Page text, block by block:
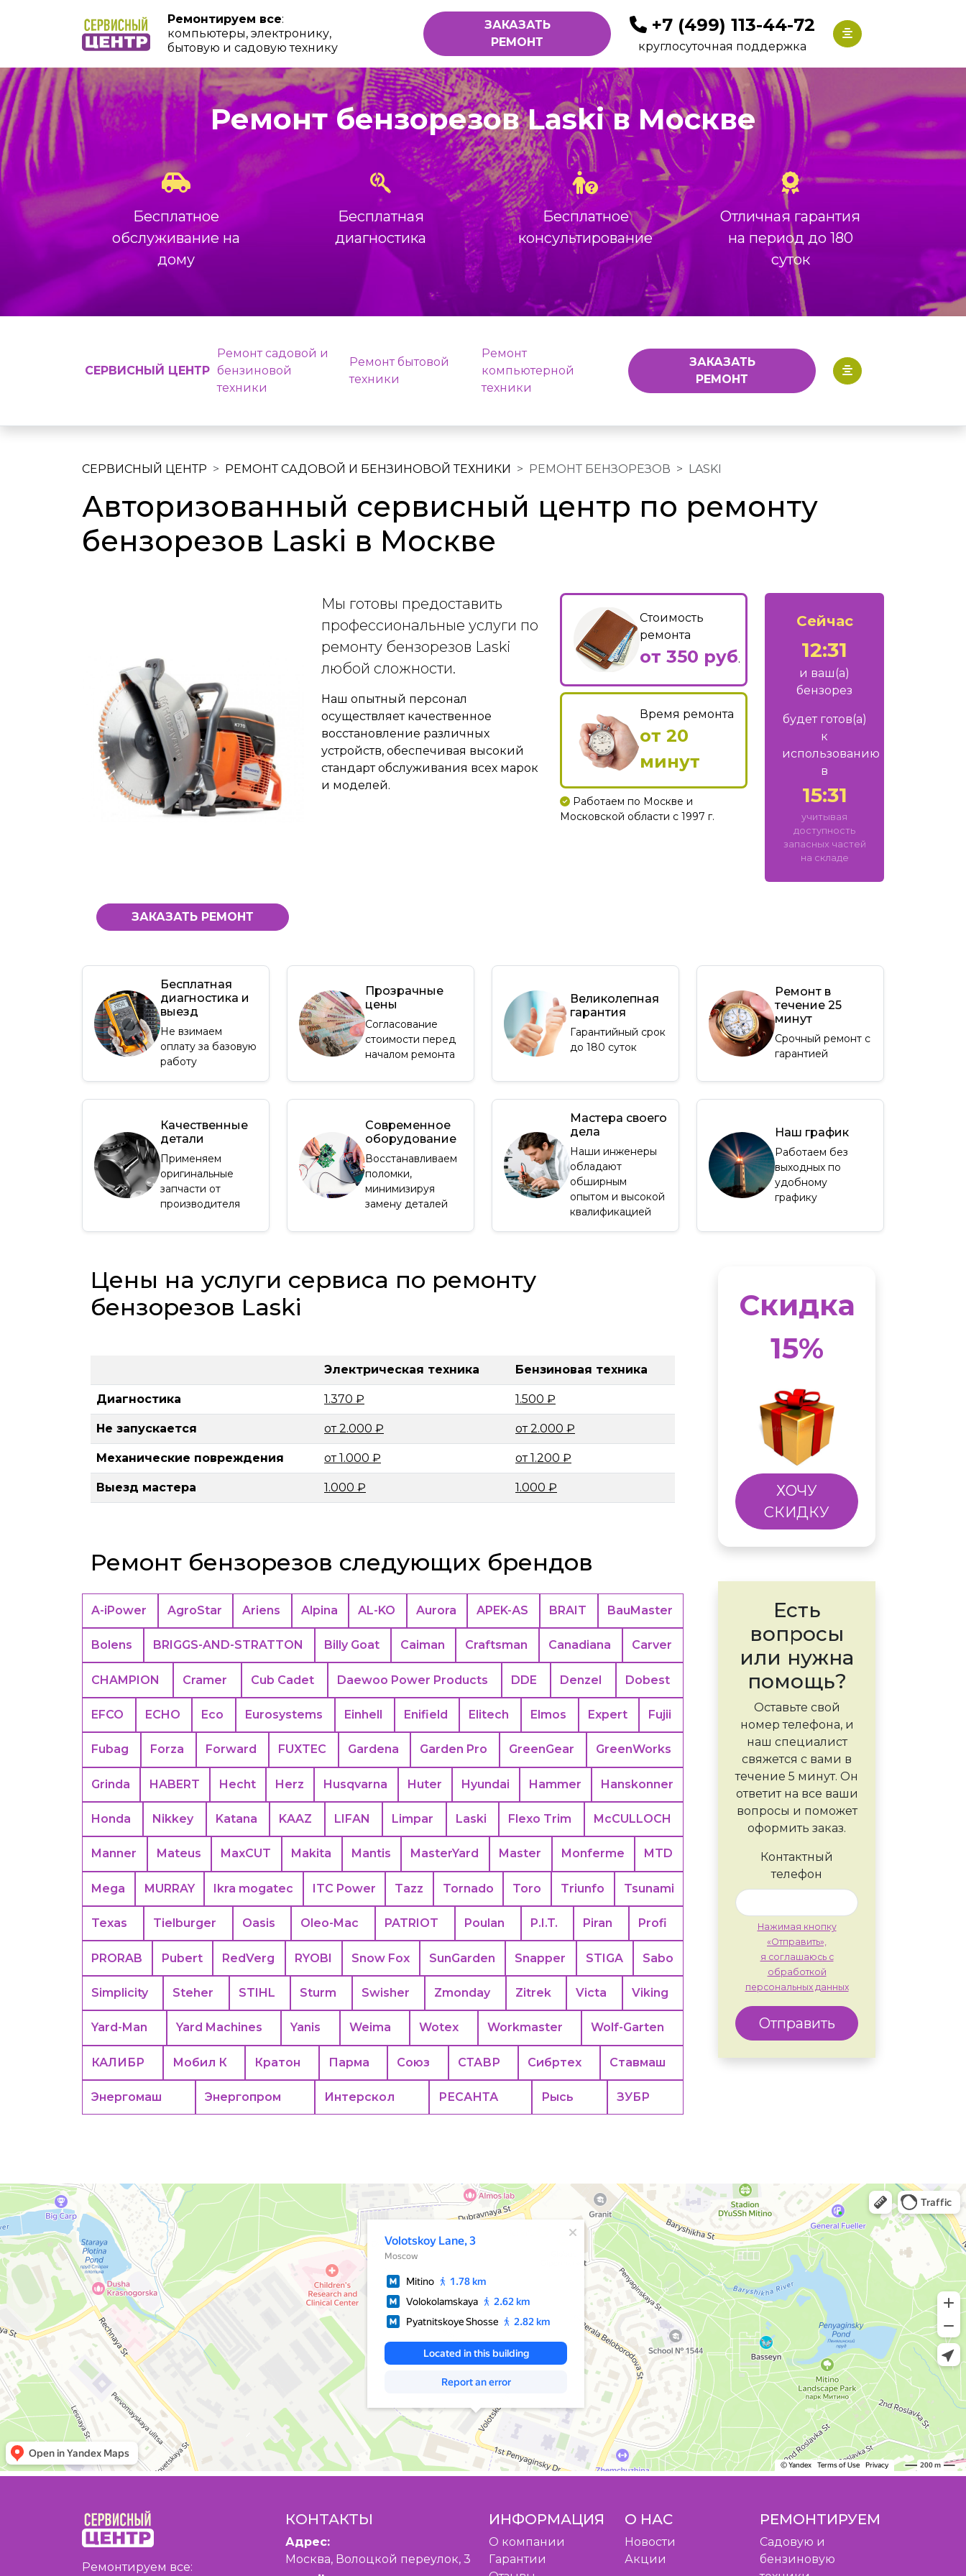
Ремонтируем все:
компьютеры, электронику,
бытовую и садовую технику
ЗАКАЗАТЬ
РЕМОНТ
+7 (499) 113-44-72
круглосуточная поддержка
Ремонт бензорезов Laski в Москве
Бесплатное
обслуживание на
дому
Бесплатная
диагностика
Бесплатное
консультирование
Отличная гарантия
на период до 180
суток
СЕРВИСНЫЙ ЦЕНТР
Ремонт садовой и
бензиновой
техники
Ремонт бытовой
техники
Ремонт
компьютерной
техники
ЗАКАЗАТЬ
РЕМОНТ
СЕРВИСНЫЙ ЦЕНТР РЕМОНТ САДОВОЙ И БЕНЗИНОВОЙ ТЕХНИКИ РЕМОНТ БЕНЗОРЕЗОВ LASKI
Авторизованный сервисный центр по ремонту
бензорезов Laski в Москве
ЗАКАЗАТЬ РЕМОНТ
Мы готовы предоставить
профессиональные услуги по
ремонту бензорезов Laski
любой сложности.
Наш опытный персонал
осуществляет качественное
восстановление различных
устройств, обеспечивая высокий
стандарт обслуживания всех марок
и моделей.
Стоимость
ремонта
от 350 руб.
Время ремонта
от 20
минут
Работаем по Москве и
Московской области с 1997 г.
Сейчас
12:31
и ваш(а)
бензорез
будет готов(а)
к
использованию
в
15:31
учитывая
доступность
запасных частей
на складе
Бесплатная
диагностика и
выезд
Не взимаем
оплату за базовую
работу
Прозрачные
цены
Согласование
стоимости перед
началом ремонта
Великолепная
гарантия
Гарантийный срок
до 180 суток
Ремонт в
течение 25
минут
Срочный ремонт с
гарантией
Качественные
детали
Применяем
оригинальные
запчасти от
производителя
Современное
оборудование
Восстанавливаем
поломки,
минимизируя
замену деталей
Мастера своего
дела
Наши инженеры
обладают
обширным
опытом и высокой
квалификацией
Наш график
Работаем без
выходных по
удобному
графику
Цены на услуги сервиса по ремонту
бензорезов Laski
Электрическая техника Бензиновая техника
Диагностика 1.370 ₽ 1.500 ₽
Не запускается от 2.000 ₽ от 2.000 ₽
Механические повреждения от 1.000 ₽ от 1.200 ₽
Выезд мастера 1.000 ₽ 1.000 ₽
Ремонт бензорезов следующих брендов
A-iPower AgroStar Ariens Alpina AL-KO Aurora APEK-АS BRAIT BauMaster
Bolens BRIGGS-AND-STRATTON Billy Goat Caiman Craftsman Canadiana Carver
CHAMPION Cramer Cub Cadet Daewoo Power Products DDE Denzel Dobest
EFCO ECHO Eco Eurosystems Einhell Enifield Elitech Elmos Expert Fujii
Fubag Forza Forward FUXTEC Gardena Garden Pro GreenGear GreenWorks
Grinda HABERT Hecht Herz Husqvarna Huter Hyundai Hammer Hanskonner
Honda Nikkey Katana KAAZ LIFAN Limpar Laski Flexo Trim McCULLOCH
Manner Mateus MaxCUT Makita Mantis MasterYard Master Monferme MTD
Mega MURRAY Ikra mogatec ITC Power Tazz Tornado Toro Triunfo Tsunami
Texas Tielburger Oasis Oleo-Mac PATRIOT Poulan P.I.T. Piran Profi
PRORAB Pubert RedVerg RYOBI Snow Fox SunGarden Snapper STIGA Sabo
Simplicity Steher STIHL Sturm Swisher Zmonday Zitrek Victa Viking
Yard-Man Yard Machines Yanis Weima Wotex Workmaster Wolf-Garten
КАЛИБР Мобил К Кратон Парма Союз СТАВР Сибртех Ставмаш
Энергомаш Энергопром Интерскол РЕСАНТА Рысь ЗУБР
Скидка
15%
ХОЧУ
СКИДКУ
Есть
вопросы
или нужна
помощь?
Оставьте свой
номер телефона, и
наш специалист
свяжется с вами в
течение 5 минут. Он
ответит на все ваши
вопросы и поможет
оформить заказ.
Контактный
телефон
Нажимая кнопку
«Отправить»,
я соглашаюсь с
обработкой
персональных данных
Отправить
Москва
Яндекс Карты — транспорт, навигация, поиск мест
Ремонтируем все:
КОНТАКТЫ
Адрес:
Москва, Волоцкой переулок, 3
ИНФОРМАЦИЯ
O компании
Гарантии
О НАС
Новости
Акции
РЕМОНТИРУЕМ
Садовую и
бензиновую